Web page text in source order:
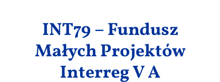
INT79 – Fundusz
Małych Projektów
Interreg V A